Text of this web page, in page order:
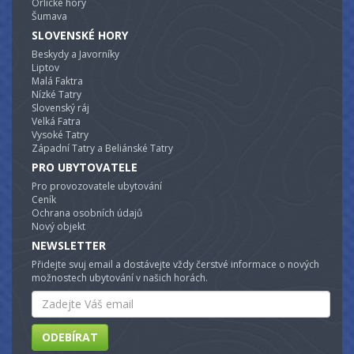
Šumava
SLOVENSKÉ HORY
Beskydy a Javorníky
Liptov
Malá Faktra
Nízké Tatry
Slovenský ráj
Velká Fatra
Vysoké Tatry
Západní Tatry a Beliánské Tatry
PRO UBYTOVATELE
Pro provozovatele ubytování
Ceník
Ochrana osobních údajů
Nový objekt
NEWSLETTER
Přidejte svuj email a dostávejte vždy čerstvé informace o nových
možnostech ubytování v našich horách.
Email
ODEBÍRAT